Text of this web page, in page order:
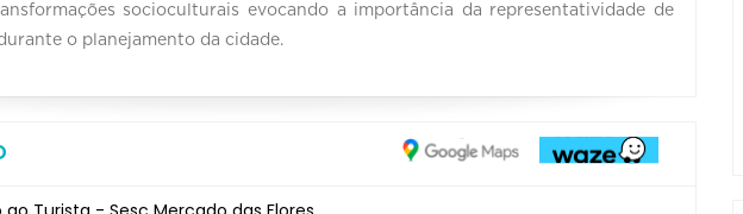
socioculturais evocando a importância da representatividade de
o planejamento da cidade.